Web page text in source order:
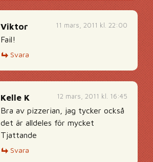
11 mars, 2011 kl. 22:00
Viktor
Fail!
Svara
12 mars, 2011 kl. 16:45
Kelle K
Bra av pizzerian, jag tycker också
det är alldeles för mycket
Tjattande
Svara